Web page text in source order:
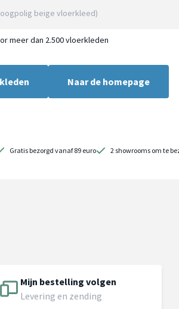
meer dan 2.500 vloerkleden
Naar de homepage
Gratis bezorgd vanaf 89 euro 2 showrooms om te
Mijn bestelling volgen
Levering en zending